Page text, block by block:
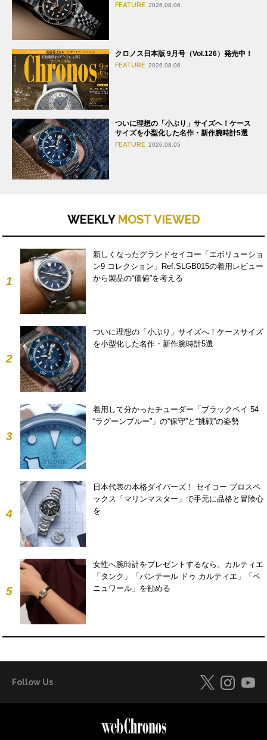
FEATURE 2026.08.06
クロノス日本版 9月号（Vol.126）発売中！
FEATURE 2026.08.06
ついに理想の「小ぶり」サイズへ！ケース
サイズを小型化した名作・新作腕時計5選
FEATURE 2026.08.05
WEEKLY MOST VIEWED
1
新しくなったグランドセイコー「エボリューショ
ン9 コレクション」Ref.SLGB015の着用レビュー
から製品の“価値”を考える
2
ついに理想の「小ぶり」サイズへ！ケースサイズ
を小型化した名作・新作腕時計5選
3
着用して分かったチューダー「ブラックベイ 54
“ラグーンブルー”」の“保守”と“挑戦”の姿勢
4
日本代表の本格ダイバーズ！ セイコー プロスペ
ックス「マリンマスター」で手元に品格と冒険心
を
5
女性へ腕時計をプレゼントするなら。カルティエ
「タンク」「パンテール ドゥ カルティエ」「ベ
ニュワール」を勧める
Follow Us